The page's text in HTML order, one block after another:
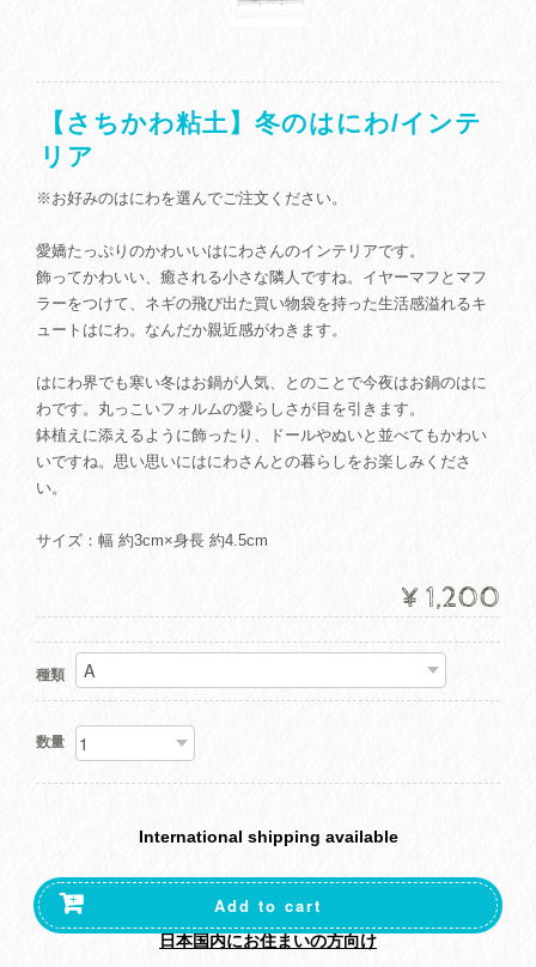
【さちかわ粘土】冬のはにわ/インテ
リア
※お好みのはにわを選んでご注文ください。
愛嬌たっぷりのかわいいはにわさんのインテリアです。
飾ってかわいい、癒される小さな隣人ですね。イヤーマフとマフ
ラーをつけて、ネギの飛び出た買い物袋を持った生活感溢れるキ
ュートはにわ。なんだか親近感がわきます。
はにわ界でも寒い冬はお鍋が人気、とのことで今夜はお鍋のはに
わです。丸っこいフォルムの愛らしさが目を引きます。
鉢植えに添えるように飾ったり、ドールやぬいと並べてもかわい
いですね。思い思いにはにわさんとの暮らしをお楽しみくださ
い。
サイズ：幅 約3cm×身長 約4.5cm
¥1,200
種類
数量
International shipping available
Add to cart
日本国内にお住まいの方向け